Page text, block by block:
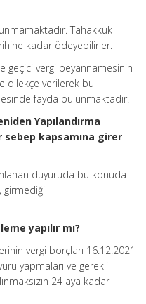
Tahakkuk
kadar ödeyebilirler.
geçici vergi beyannamesinin
dilekçe verilerek bu
fayda bulunmaktadır.
Yapılandırma
sebep kapsamına girer
duyuruda bu konuda
girmediği
yapılır mı?
vergi borçları 16.12.2021
yapmaları ve gerekli
24 aya kadar